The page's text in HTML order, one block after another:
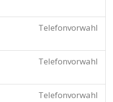
Telefonvorwahl
Telefonvorwahl
Telefonvorwahl